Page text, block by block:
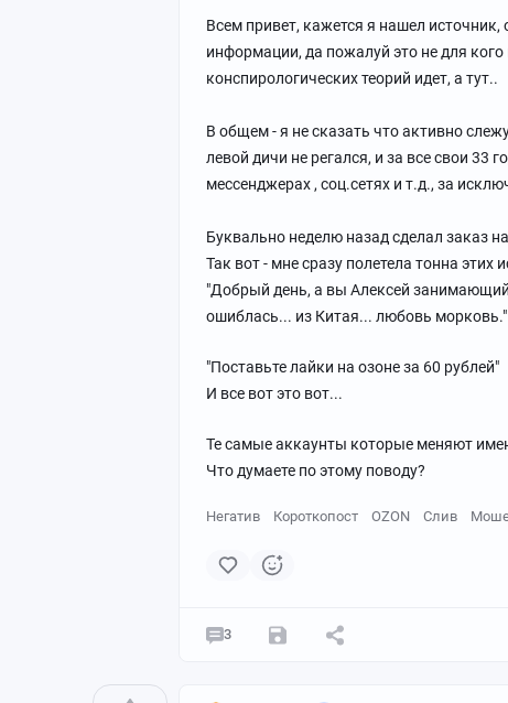
Всем привет, кажется я нашел
информации, да пожалуй это не для кого
конспирологических теорий идет, а тут..
В общем - я не сказать что активно
левой дичи не регался, и за все свои 33
мессенджерах , соц.сетях и т.д., за
Буквально неделю назад сделал заказ
Так вот - мне сразу полетела тонна этих
"Добрый день, а вы Алексей
ошиблась... из Китая... любовь морковь."
"Поставьте лайки на озоне за 60 рублей"
И все вот это вот...
Те самые аккаунты которые меняют
Что думаете по этому поводу?
Негатив Короткопост OZON Слив
3